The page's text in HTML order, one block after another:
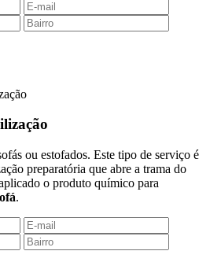
ou estofados. Este tipo de serviço é
preparatória que abre a trama do
o produto químico para
.